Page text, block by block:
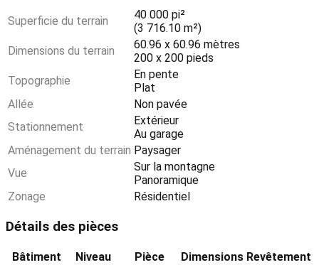
Superficie du terrain
40 000 pi²
(3 716.10 m²)
Dimensions du terrain
60.96 x 60.96 mètres
200 x 200 pieds
Topographie
En pente
Plat
Allée
Non pavée
Stationnement
Extérieur
Au garage
Aménagement du terrain Paysager
Vue
Sur la montagne
Panoramique
Zonage
Résidentiel
Détails des pièces
Bâtiment Niveau Pièce Dimensions Revêtement